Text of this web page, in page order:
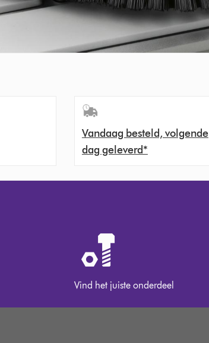
Vandaag besteld, volgende
dag geleverd*
Vind het juiste onderdeel